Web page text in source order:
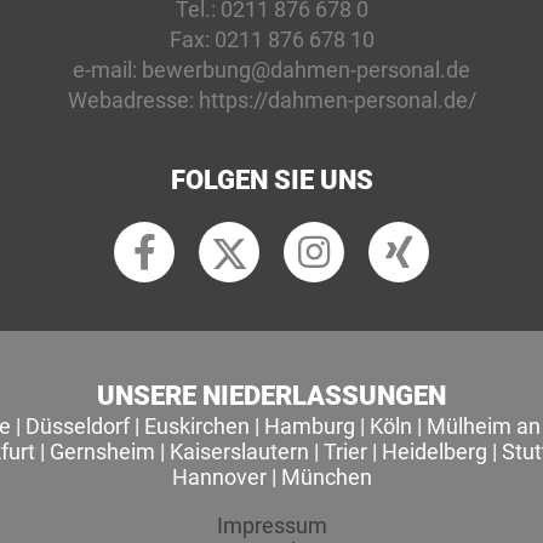
Tel.: 0211 876 678 0
Fax: 0211 876 678 10
e-mail: bewerbung@dahmen-personal.de
Webadresse: https://dahmen-personal.de/
FOLGEN SIE UNS
UNSERE NIEDERLASSUNGEN
| Düsseldorf| Euskirchen | Hamburg | Köln | Mülheim
| Gernsheim | Kaiserslautern | Trier| Heidelberg |
Hannover| München
Impressum